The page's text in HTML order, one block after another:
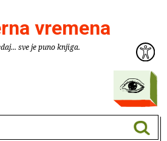
vremena
sve je puno knjiga.